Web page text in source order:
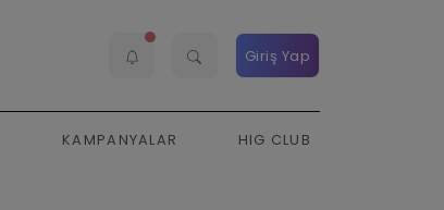
Giriş Yap
KAMPANYALAR HIG CLUB